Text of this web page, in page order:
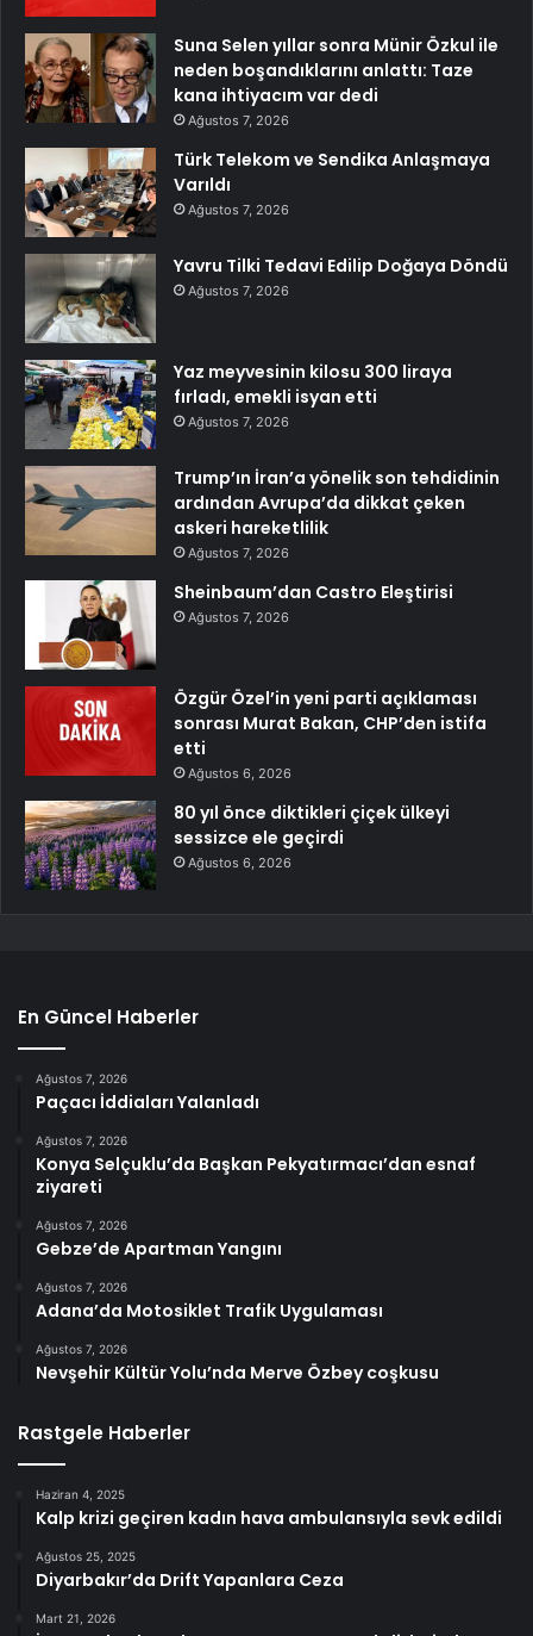
Suna Selen yıllar sonra Münir Özkul ile
neden boşandıklarını anlattı: Taze
kana ihtiyacım var dedi
Ağustos 7, 2026
Türk Telekom ve Sendika Anlaşmaya
Varıldı
Ağustos 7, 2026
Yavru Tilki Tedavi Edilip Doğaya Döndü
Ağustos 7, 2026
Yaz meyvesinin kilosu 300 liraya
fırladı, emekli isyan etti
Ağustos 7, 2026
Trump’ın İran’a yönelik son tehdidinin
ardından Avrupa’da dikkat çeken
askeri hareketlilik
Ağustos 7, 2026
Sheinbaum’dan Castro Eleştirisi
Ağustos 7, 2026
Özgür Özel’in yeni parti açıklaması
sonrası Murat Bakan, CHP’den istifa
etti
Ağustos 6, 2026
80 yıl önce diktikleri çiçek ülkeyi
sessizce ele geçirdi
Ağustos 6, 2026
En Güncel Haberler
Ağustos 7, 2026
Paçacı İddiaları Yalanladı
Ağustos 7, 2026
Konya Selçuklu’da Başkan Pekyatırmacı’dan esnaf
ziyareti
Ağustos 7, 2026
Gebze’de Apartman Yangını
Ağustos 7, 2026
Adana’da Motosiklet Trafik Uygulaması
Ağustos 7, 2026
Nevşehir Kültür Yolu’nda Merve Özbey coşkusu
Rastgele Haberler
Haziran 4, 2025
Kalp krizi geçiren kadın hava ambulansıyla sevk edildi
Ağustos 25, 2025
Diyarbakır’da Drift Yapanlara Ceza
Mart 21, 2026